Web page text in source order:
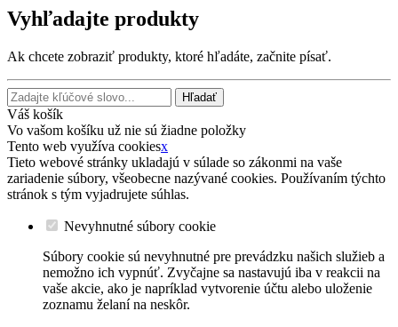
Vyhľadajte produkty
Ak chcete zobraziť produkty, ktoré hľadáte, začnite písať.
Hľadať
Váš košík
Vo vašom košíku už nie sú žiadne položky
Tento web využíva cookiesx
Tieto webové stránky ukladajú v súlade so zákonmi na vaše
zariadenie súbory, všeobecne nazývané cookies. Používaním týchto
stránok s tým vyjadrujete súhlas.
Nevyhnutné súbory cookie
Súbory cookie sú nevyhnutné pre prevádzku našich služieb a
nemožno ich vypnúť. Zvyčajne sa nastavujú iba v reakcii na
vaše akcie, ako je napríklad vytvorenie účtu alebo uloženie
zoznamu želaní na neskôr.